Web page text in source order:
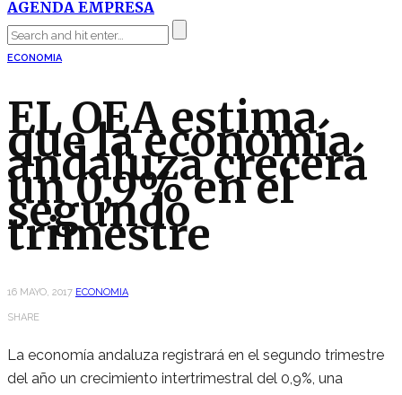
AGENDA EMPRESA
ECONOMIA
EL OEA estima
que la economía
andaluza crecerá
un 0,9% en el
segundo
trimestre
16 MAYO, 2017 ECONOMIA
SHARE
La economía andaluza registrará en el segundo trimestre
del año un crecimiento intertrimestral del 0,9%, una